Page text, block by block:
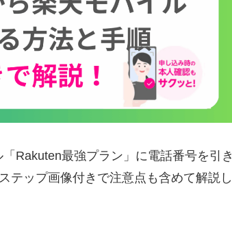
Rakuten最強プラン」に電話番号を引き
テップ画像付きで注意点も含めて解説し